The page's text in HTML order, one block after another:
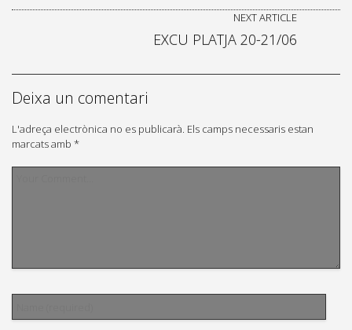
NEXT ARTICLE
EXCU PLATJA 20-21/06
Deixa un comentari
L'adreça electrònica no es publicarà. Els camps necessaris estan
marcats amb *